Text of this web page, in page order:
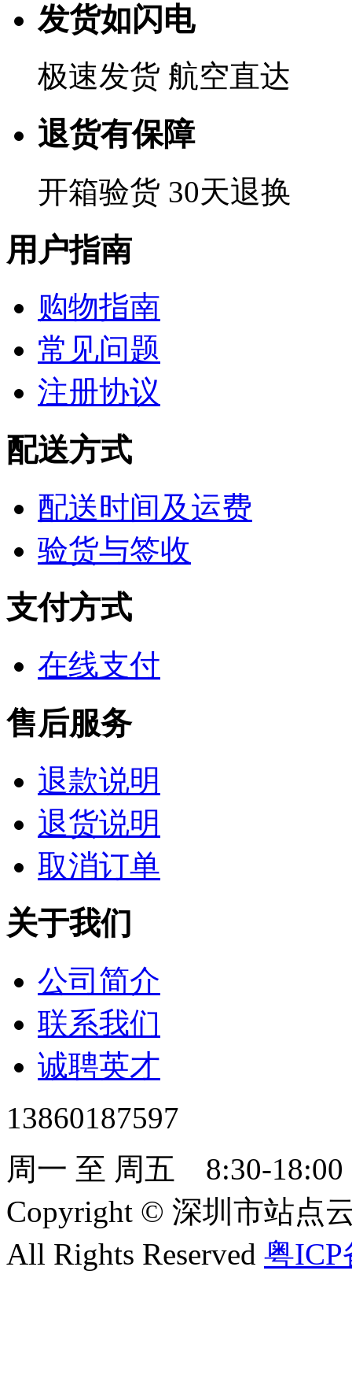
发货如闪电
极速发货 航空直达
退货有保障
开箱验货 30天退换
用户指南
购物指南
常见问题
注册协议
配送方式
配送时间及运费
验货与签收
支付方式
在线支付
售后服务
退款说明
退货说明
取消订单
关于我们
公司简介
联系我们
诚聘英才
13860187597
周一 至 周五 8:30-18:00
Copyright © 深圳市站点
All Rights Reserved 粤ICP